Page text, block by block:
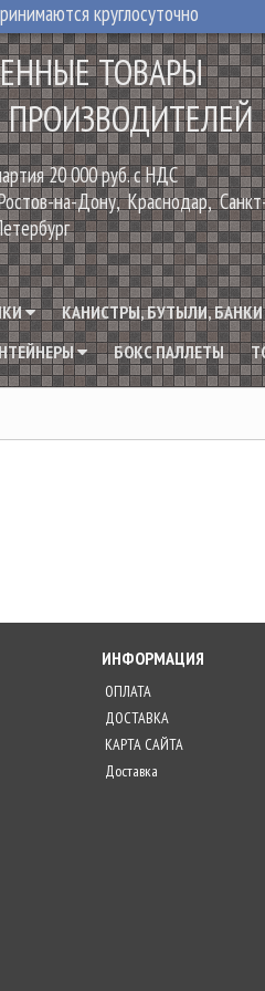
круглосуточно
ТОВАРЫ
20 000 руб. с НДС
на-Дону, Краснодар,
КАНИСТРЫ, БУТЫЛИ, БАНКИ
БОКС ПАЛЛЕТЫ
ИНФОРМАЦИЯ
ОПЛАТА
ДОСТАВКА
КАРТА САЙТА
Доставка